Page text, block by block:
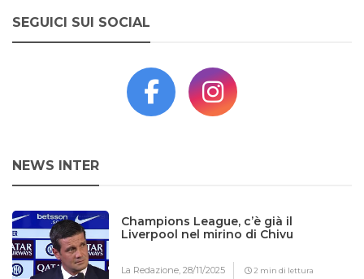
SEGUICI SUI SOCIAL
NEWS INTER
Champions League, c’è già il
Liverpool nel mirino di Chivu
La Redazione,28/11/2025 2 min di lettura